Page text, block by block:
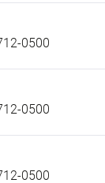
0500
0500
0500